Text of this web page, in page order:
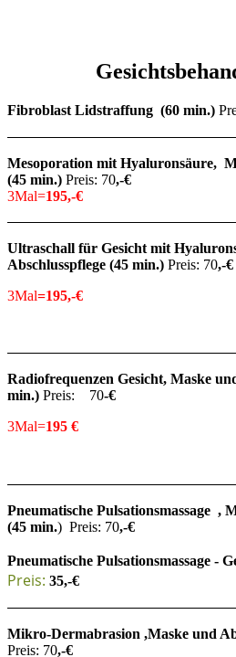
Fibroblast Lidstraffung (60 min.)
Mesoporation mit Hyaluronsäure,
(45 min.) Preis: 70,-€
3Mal=195,-€
Ultraschall für Gesicht mit
Abschlusspflege (45 min.) Preis: 70,-€
3Mal=195,-€
Radiofrequenzen Gesicht, Maske
min.) Preis: 70-€
3Mal=195 €
Pneumatische Pulsationsmassage ,
(45 min.) Preis: 70,-€
Pneumatische Pulsationsmassage -
Preis: 35,-€
Mikro-Dermabrasion ,Maske und
Preis: 70,-€